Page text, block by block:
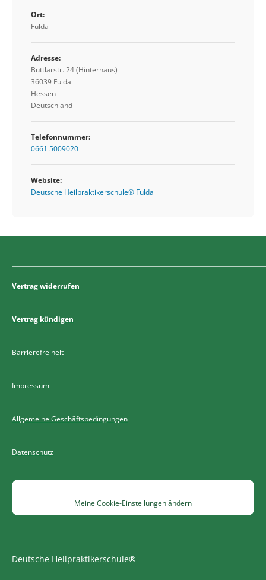
Ort:
Fulda
Adresse:
Buttlarstr. 24 (Hinterhaus)
36039 Fulda
Hessen
Deutschland
Telefonnummer:
0661 5009020
Website:
Deutsche Heilpraktikerschule® Fulda
Vertrag widerrufen
Vertrag kündigen
Barrierefreiheit
Impressum
Allgemeine Geschäftsbedingungen
Datenschutz
Meine Cookie-Einstellungen ändern
Deutsche Heilpraktikerschule®